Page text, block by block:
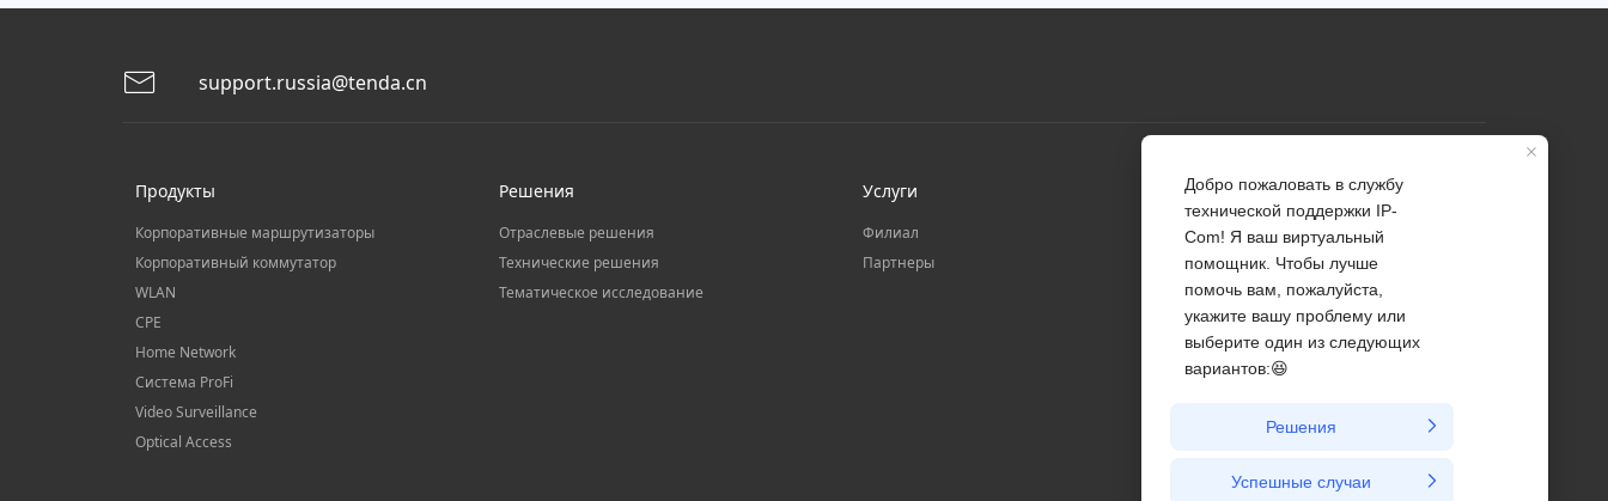
support.russia@tenda.cn
Продукты
Корпоративные маршрутизаторы
Корпоративный коммутатор
WLAN
CPE
Home Network
Система ProFi
Video Surveillance
Optical Access
Решения
Отраслевые решения
Технические решения
Тематическое исследование
Услуги
Филиал
Партнеры
Профиль
Связаться с нами
О нас
Новости